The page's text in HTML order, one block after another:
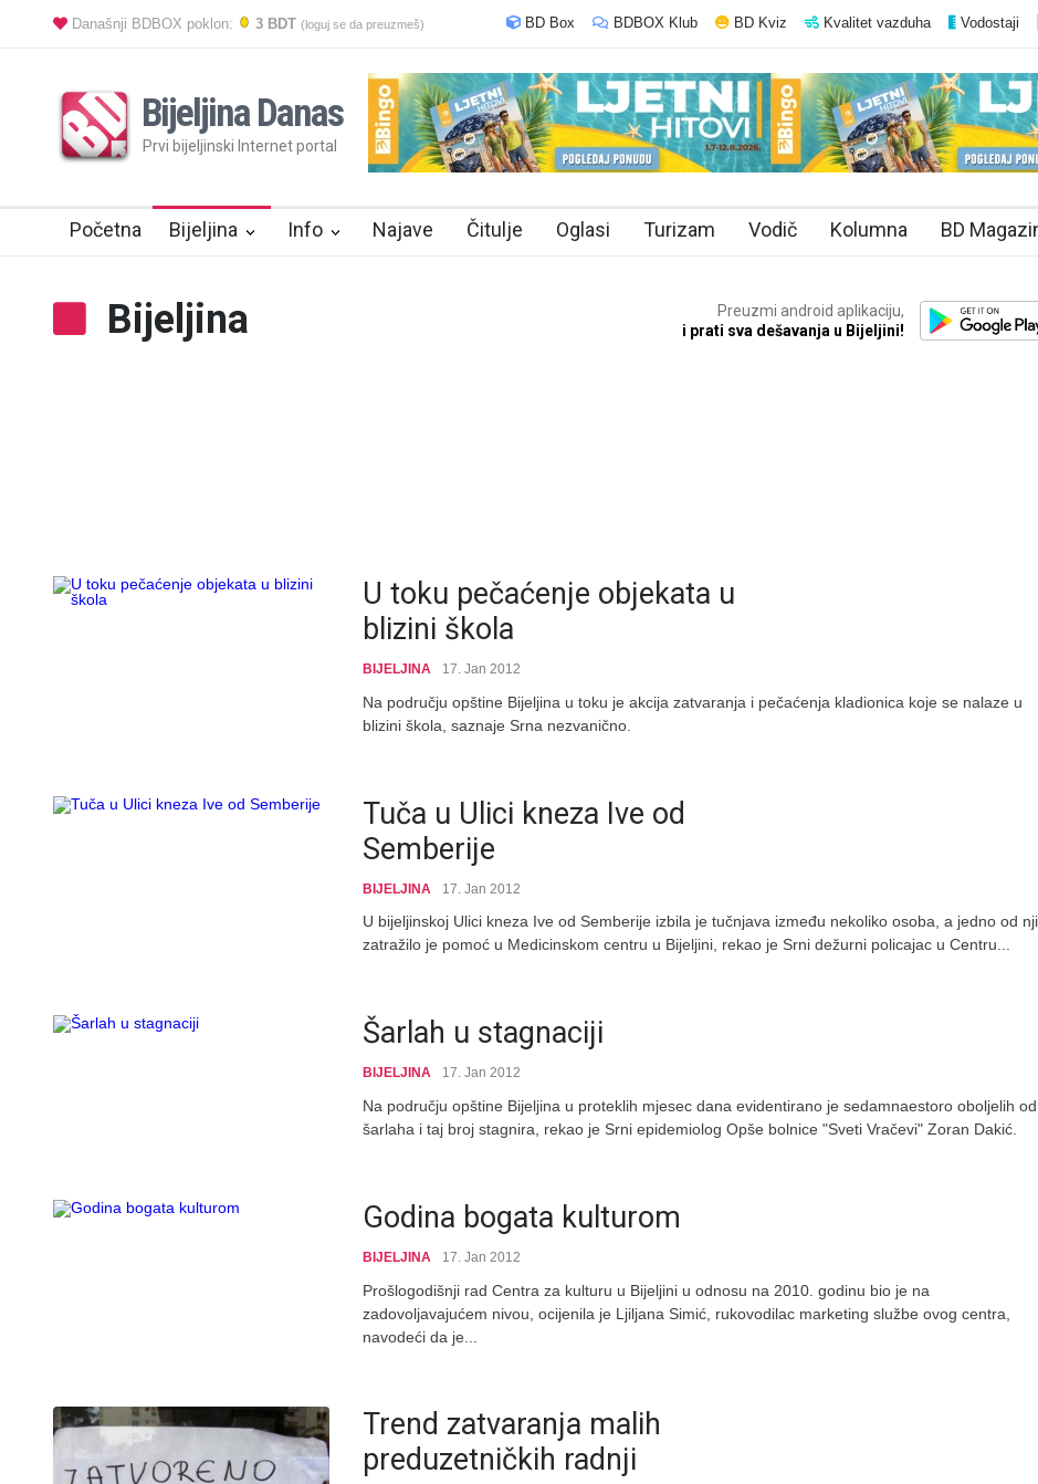
Današnji BDBOX poklon: 3 BDT (loguj se da preuzmeš) BD Box BDBOX Klub BD Kviz Kvalitet vazduha Vodostaji
Bijeljina Danas
Prvi bijeljinski Internet portal
Početna Bijeljina Info Najave Čitulje Oglasi Turizam Vodič Kolumna BD
Bijeljina
Preuzmi android aplikaciju,
i prati sva dešavanja u Bijeljini!
U toku pečaćenje objekata u
blizini škola
BIJELJINA 17. Jan 2012
Na području opštine Bijeljina u toku je akcija zatvaranja i pečaćenja kladionica koje se nalaze u
blizini škola, saznaje Srna nezvanično.
Tuča u Ulici kneza Ive od
Semberije
BIJELJINA 17. Jan 2012
U bijeljinskoj Ulici kneza Ive od Semberije izbila je tučnjava između nekoliko osoba, a jedno od
zatražilo je pomoć u Medicinskom centru u Bijeljini, rekao je Srni dežurni policajac u Centru...
Šarlah u stagnaciji
BIJELJINA 17. Jan 2012
Na području opštine Bijeljina u proteklih mjesec dana evidentirano je sedamnaestoro oboljelih od
šarlaha i taj broj stagnira, rekao je Srni epidemiolog Opše bolnice "Sveti Vračevi" Zoran Dakić.
Godina bogata kulturom
BIJELJINA 17. Jan 2012
Prošlogodišnji rad Centra za kulturu u Bijeljini u odnosu na 2010. godinu bio je na
zadovoljavajućem nivou, ocijenila je Ljiljana Simić, rukovodilac marketing službe ovog centra,
navodeći da je...
Trend zatvaranja malih
preduzetničkih radnji